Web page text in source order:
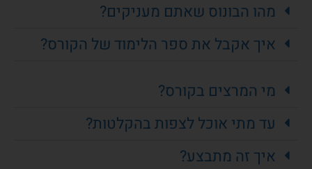
מהו הבונוס שאתם מעניקים?
איך אקבל את ספר הלימוד של הקורס?
מי המרצים בקורס?
עד מתי אוכל לצפות בהקלטות?
איך זה מתבצע?